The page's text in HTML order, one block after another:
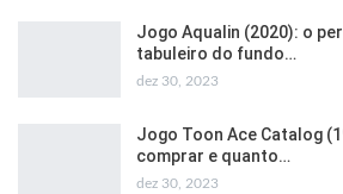
Jogo Aqualin (2020): o
tabuleiro do fundo…
dez 30, 2023
Jogo Toon Ace Catalog
comprar e quanto…
dez 30, 2023